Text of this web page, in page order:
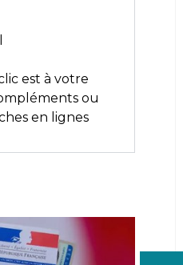
est à votre
ou
en lignes